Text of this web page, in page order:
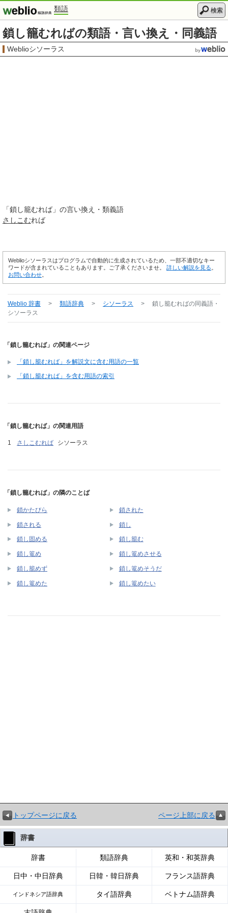
類語 検索
鎖し籠むればの類語・言い換え・同義語
Weblioシソーラス
「鎖し籠むれば 」の言い換え・類義語
さしこむれば
Weblioシソーラスはプログラムで自動的に生成されているため、一部不適切なキー
ワードが含まれていることもあります。ご了承くださいませ。 詳しい解説を見る
お問い合わせ
Weblio 辞書 > 類語辞典 > シソーラス > 鎖し籠むればの同義語・
シソーラス
「鎖し籠むれば」の関連ページ
「鎖し籠むれば」を解説文に含む用語の一覧
「鎖し籠むれば」を含む用語の索引
「鎖し籠むれば」の関連用語
さしこむれば シソーラス
「鎖し籠むれば」の隣のことば
鎖かたびら 鎖された
鎖される 鎖し
鎖し固める 鎖し籠む
鎖し篭め 鎖し篭めさせる
鎖し籠めず 鎖し篭めそうだ
鎖し篭めた 鎖し篭めたい
トップページに戻る ページ上部に戻る
辞書
辞書 類語辞典 英和・和英辞典
日中・中日辞典 日韓・韓日辞典 フランス語辞典
インドネシア語辞典 タイ語辞典 ベトナム語辞典